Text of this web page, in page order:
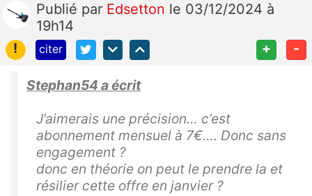
Publié par Edsetton le 03/12/2024 à
19h14
!
citer + -
Stephan54 a écrit
J’aimerais une précision… c’est
abonnement mensuel à 7€…. Donc sans
engagement ?
donc en théorie on peut le prendre la et
résilier cette offre en janvier ?